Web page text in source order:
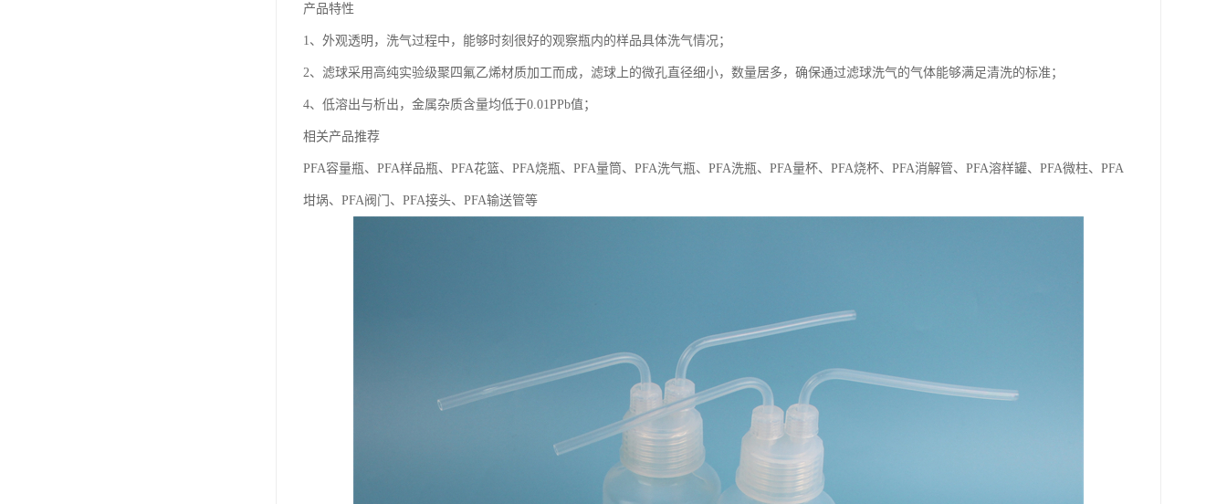
产品特性
1、外观透明，洗气过程中，能够时刻很好的观察瓶内的样品具体洗气情况；
2、滤球采用高纯实验级聚四氟乙烯材质加工而成，滤球上的微孔直径细小，数量居多，确保通过滤球洗气的气体能够满足清洗的标准；
4、低溶出与析出，金属杂质含量均低于0.01PPb值；
相关产品推荐
PFA容量瓶、PFA样品瓶、PFA花篮、PFA烧瓶、PFA量筒、PFA洗气瓶、PFA洗瓶、PFA量杯、PFA烧杯、PFA消解管、PFA溶样罐、PFA微柱、PFA
坩埚、PFA阀门、PFA接头、PFA输送管等